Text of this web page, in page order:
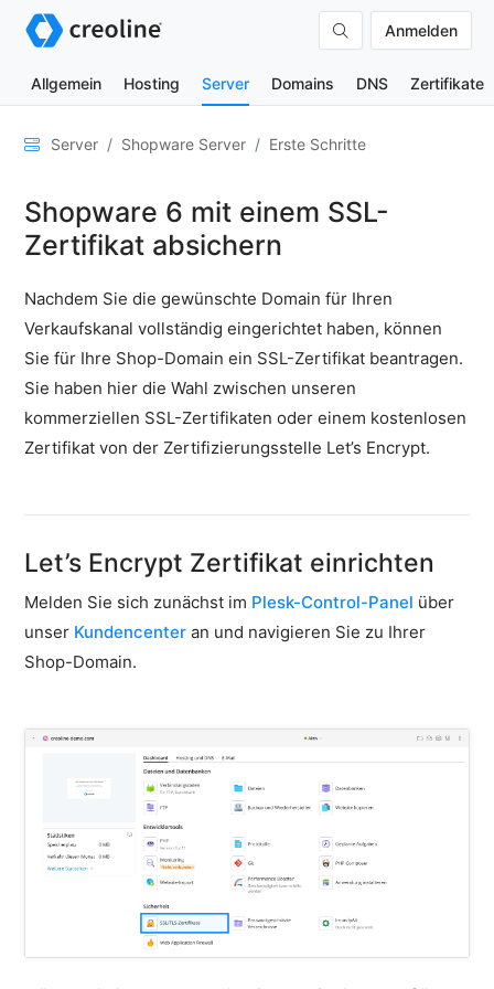
Anmelden
Allgemein Hosting Server Domains DNS Zertifikate
Allgemein
&
DNS
Hardware
SSH
FTP
E-
Backups
Snapshots
Shopware
Schritte
Queue
HTTP
Sessions
Server Shopware Server Erste Schritte
Shopware 6 mit einem SSL-
Zertifikat absichern
Nachdem Sie die gewünschte Domain für Ihren
Verkaufskanal vollständig eingerichtet haben, können
Sie für Ihre Shop-Domain ein SSL-Zertifikat beantragen.
Sie haben hier die Wahl zwischen unseren
kommerziellen SSL-Zertifikaten oder einem kostenlosen
Zertifikat von der Zertifizierungsstelle Let’s Encrypt.
Let’s Encrypt Zertifikat einrichten
Melden Sie sich zunächst im Plesk-Control-Panel über
unser Kundencenter an und navigieren Sie zu Ihrer
Shop-Domain.